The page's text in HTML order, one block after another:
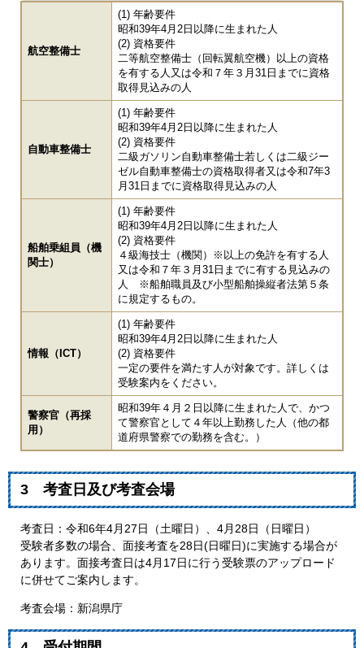
航空整備士
(1) 年齢要件
昭和39年4月2日以降に生まれた人
(2) 資格要件
二等航空整備士（回転翼航空機）以上の資格
を有する人又は令和７年３月31日までに資格
取得見込みの人
自動車整備士
(1) 年齢要件
昭和39年4月2日以降に生まれた人
(2) 資格要件
二級ガソリン自動車整備士若しくは二級ジー
ゼル自動車整備士の資格取得者又は令和7年3
月31日までに資格取得見込みの人
船舶乗組員（機
関士）
(1) 年齢要件
昭和39年4月2日以降に生まれた人
(2) 資格要件
４級海技士（機関）※以上の免許を有する人
又は令和７年３月31日までに有する見込みの
人 ※船舶職員及び小型船舶操縦者法第５条
に規定するもの。
情報（ICT）
​(1) 年齢要件
昭和39年4月2日以降に生まれた人
(2) 資格要件
一定の要件を満たす人が対象です。詳しくは
受験案内をください。
警察官（再採
用）
昭和39年４月２日以降に生まれた人で、かつ
て警察官として４年以上勤務した人（他の都
道府県警察での勤務を含む。）
3 考査日及び考査会場
考査日：令和6年4月27日（土曜日）、4月28日（日曜日）
受験者多数の場合、面接考査を28日(日曜日)に実施する場合が
あります。面接考査日は4月17日に行う受験票のアップロード
に併せてご案内します。
考査会場：新潟県庁